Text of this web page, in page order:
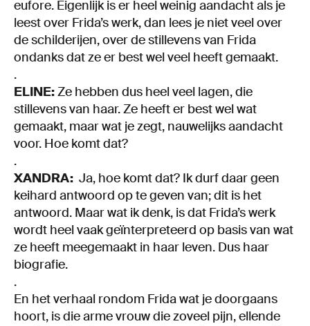
eufore. Eigenlijk is er heel weinig aandacht als je
leest over Frida’s werk, dan lees je niet veel over
de schilderijen, over de stillevens van Frida
ondanks dat ze er best wel veel heeft gemaakt.
.
ELINE:Ze hebben dus heel veel lagen, die
stillevens van haar. Ze heeft er best wel wat
gemaakt, maar wat je zegt, nauwelijks aandacht
voor. Hoe komt dat?
.
XANDRA: Ja, hoe komt dat? Ik durf daar geen
keihard antwoord op te geven van; dit is het
antwoord. Maar wat ik denk, is dat Frida’s werk
wordt heel vaak geïnterpreteerd op basis van wat
ze heeft meegemaakt in haar leven. Dus haar
biografie.
.
En het verhaal rondom Frida wat je doorgaans
hoort, is die arme vrouw die zoveel pijn, ellende